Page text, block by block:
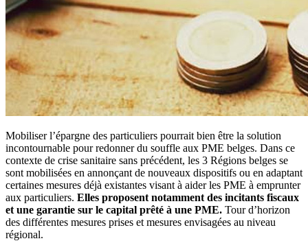
Mobiliser l’épargne des particuliers pourrait bien être la solution
incontournable pour redonner du souffle aux PME belges. Dans ce
contexte de crise sanitaire sans précédent, les 3 Régions belges se
sont mobilisées en annonçant de nouveaux dispositifs ou en adaptant
certaines mesures déjà existantes visant à aider les PME à emprunter
aux particuliers. Elles proposent notamment des incitants fiscaux
et une garantie sur le capital prêté à une PME. Tour d’horizon
des différentes mesures prises et mesures envisagées au niveau
régional.